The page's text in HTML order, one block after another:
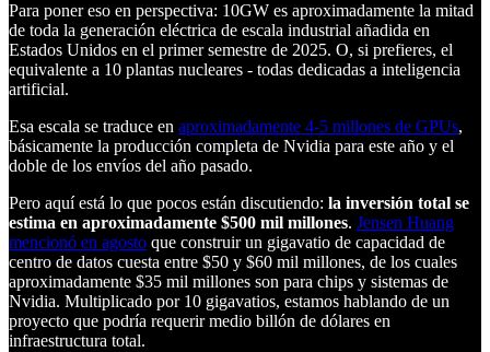
Para poner eso en perspectiva: 10GW es aproximadamente la mitad
de toda la generación eléctrica de escala industrial añadida en
Estados Unidos en el primer semestre de 2025. O, si prefieres, el
equivalente a 10 plantas nucleares - todas dedicadas a inteligencia
artificial.
Esa escala se traduce en aproximadamente 4-5 millones de GPUs,
básicamente la producción completa de Nvidia para este año y el
doble de los envíos del año pasado.
Pero aquí está lo que pocos están discutiendo: la inversión total se
estima en aproximadamente $500 mil millones. Jensen Huang
mencionó en agosto que construir un gigavatio de capacidad de
centro de datos cuesta entre $50 y $60 mil millones, de los cuales
aproximadamente $35 mil millones son para chips y sistemas de
Nvidia. Multiplicado por 10 gigavatios, estamos hablando de un
proyecto que podría requerir medio billón de dólares en
infraestructura total.